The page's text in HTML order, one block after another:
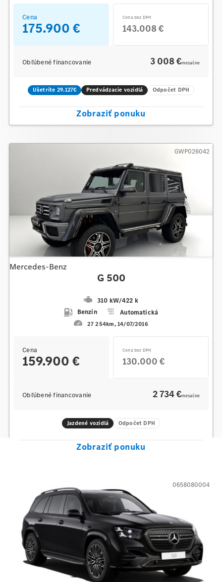
Cena
175.900 €
Cena bez DPH
143.008 €
Obľúbené financovanie 3 008 €mesačne
Ušetríte 29.127€ Predvádzacie vozidlá Odpočet DPH
Zobraziť ponuku
Mercedes-Benz
G 500
310 kW/422 k
Benzín
Automatická
27 254km 14/07/2016
GWP026042
Cena
159.900 €
Cena bez DPH
130.000 €
Obľúbené financovanie 2 734 €mesačne
Jazdené vozidlá Odpočet DPH
Zobraziť ponuku
0658080004